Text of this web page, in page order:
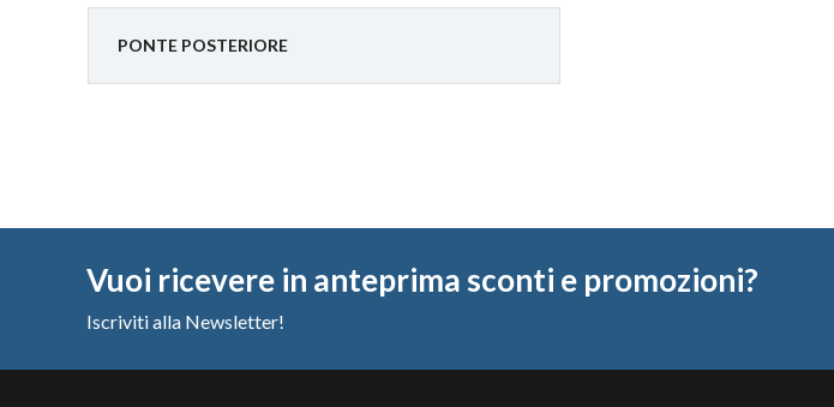
PONTE POSTERIORE
Vuoi ricevere in anteprima sconti e promozioni?
Iscriviti alla Newsletter!